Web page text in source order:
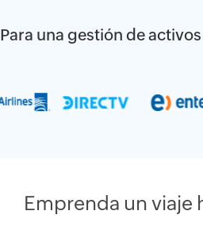
Para una gestión de
Emprenda un viaje